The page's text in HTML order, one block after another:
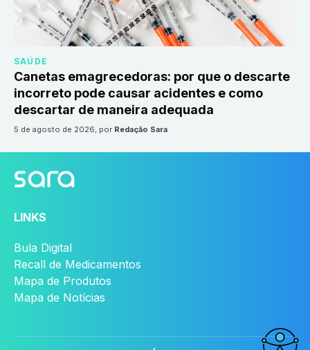
SAÚDE
Canetas emagrecedoras: por que o descarte
incorreto pode causar acidentes e como
descartar de maneira adequada
5 de agosto de 2026, por Redação Sara
LINKS
Bula Digital
Recall de Medicamentos
Mapa de Produtos
Mapa de Notícias